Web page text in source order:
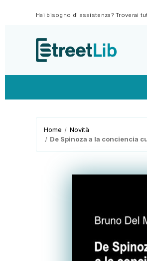
Hai bisogno di assistenza? Troverai
Home
Novità
De Spinoza a la conciencia